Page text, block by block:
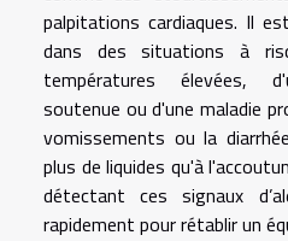
palpitations cardiaques. Il
dans des situations à
températures élevées,
soutenue ou d'une maladie
vomissements ou la
plus de liquides qu'à
détectant ces signaux
rapidement pour rétablir un